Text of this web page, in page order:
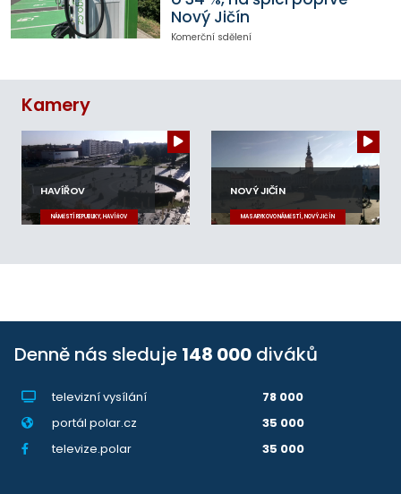
Nový Jičín
Komerční sdělení
Kamery
HAVÍŘOV
NÁMĚSTÍ REPUBLIKY, HAVÍŘOV
NOVÝ JIČÍN
MASARYKOVO NÁMĚSTÍ, NOVÝ JIČÍN
Denně nás sleduje 148 000 diváků
televizní vysílání
78 000
portál polar.cz
35 000
televize.polar
35 000